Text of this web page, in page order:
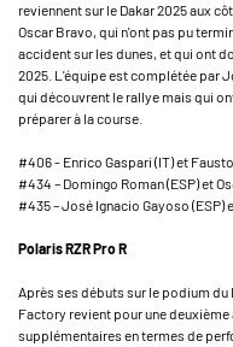
reviennent sur le Dakar 2025 aux
Oscar Bravo, qui n'ont pas pu
accident sur les dunes, et qui ont
2025. L'équipe est complétée par
qui découvrent le rallye mais qui
préparer à la course.
#406 - Enrico Gaspari (IT) et
#434 – Domingo Roman (ESP) et
#435 – José Ignacio Gayoso (ESP)
Polaris RZR Pro R
Après ses débuts sur le podium du
Factory revient pour une
supplémentaires en termes de